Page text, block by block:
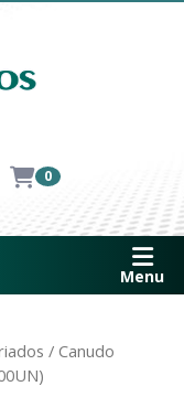
0
Menu
/ Canudo